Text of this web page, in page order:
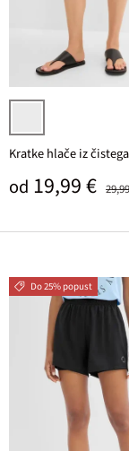
temno modra/bela
Kratke hlače iz
Prodajna
od 19,99 €
Do 25% popust